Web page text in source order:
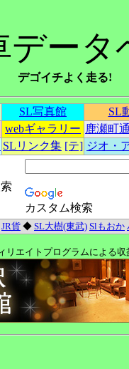
データ
デゴイチよく走る!
SL写真館
SL
webギャラリー 鹿瀬町
SLリンク集 [テ] ジオ・
カスタム検索
JR貨 ◆ SL大樹(東武) Slもおか
リエイトプログラムによる収